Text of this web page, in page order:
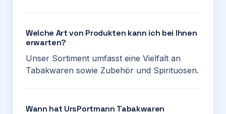
Welche Art von Produkten kann ich bei Ihnen
erwarten?
Unser Sortiment umfasst eine Vielfalt an
Tabakwaren sowie Zubehör und Spirituosen.
Wann hat UrsPortmann Tabakwaren